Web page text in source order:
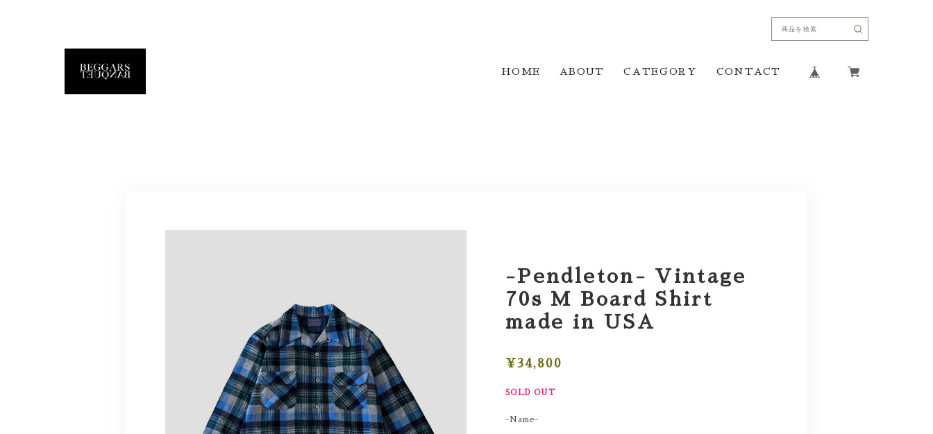
HOME ABOUT CATEGORY CONTACT
-Pendleton- Vintage
70s M Board Shirt
made in USA
¥34,800
SOLD OUT
-Name-